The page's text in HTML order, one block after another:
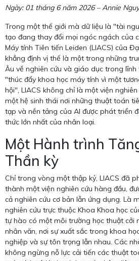
Ngày: 01 tháng 6 năm 2026 – Annie
Trong một thế giới mà dữ liệu là "tài
tạo đang thay đổi mọi ngóc ngách của
Máy tính Tiên tiến Leiden (LIACS) của
khẳng định vị thế là một trong những
Âu về nghiên cứu và giáo dục trong lĩnh
"thúc đẩy khoa học máy tính vì một
hội", LIACS không chỉ là một viện
một hệ sinh thái nơi những thuật toán
tạp và nền tảng của AI được phát triển
thức lớn nhất của nhân loại.
Một Hành trình
Thần kỳ
Chỉ trong vòng một thập kỷ, LIACS đã
thành một viện nghiên cứu hàng đầu,
cả nghiên cứu cơ bản lẫn ứng dụng. Là
nghiên cứu trực thuộc Khoa Khoa học
tự hào có một môi trường học thuật cởi
nhân văn, nơi sự xuất sắc trong khoa
nghiệp và sự tôn trọng lẫn nhau. Các
không ngừng nỗ lực cải tiến các thuật